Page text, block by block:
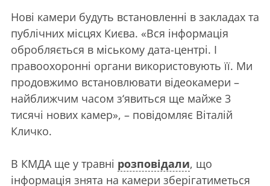
Нові камери будуть встановленні в закладах та
публічних місцях Києва. «Вся інформація
обробляється в міському дата-центрі. І
правоохоронні органи використовують її. Ми
продовжимо встановлювати відеокамери –
найближчим часом з‘явиться ще майже 3
тисячі нових камер», – повідомляє Віталій
Кличко.
В КМДА ще у травні розповідали, що
інформація знята на камери зберігатиметься